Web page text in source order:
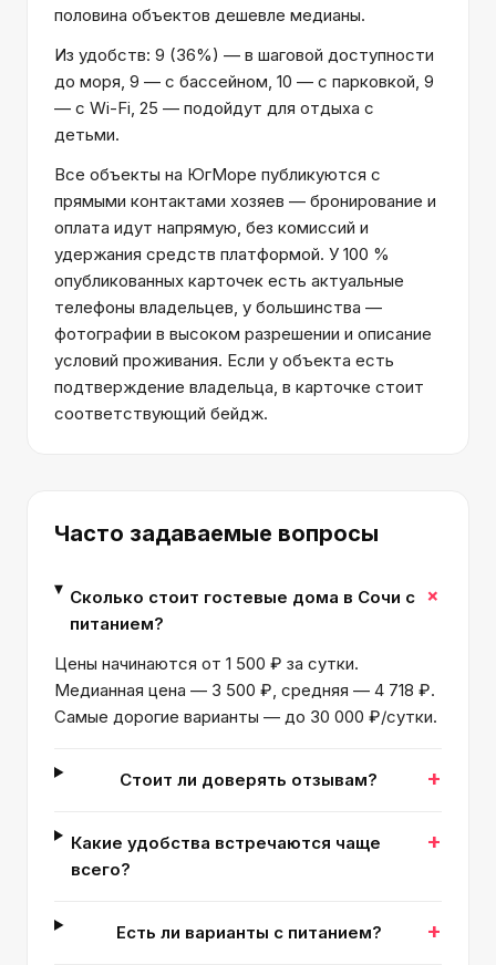
половина объектов дешевле медианы.
Из удобств: 9 (36%) — в шаговой доступности
до моря, 9 — с бассейном, 10 — с парковкой, 9
— с Wi-Fi, 25 — подойдут для отдыха с
детьми.
Все объекты на ЮгМоре публикуются с
прямыми контактами хозяев — бронирование и
оплата идут напрямую, без комиссий и
удержания средств платформой. У 100 %
опубликованных карточек есть актуальные
телефоны владельцев, у большинства —
фотографии в высоком разрешении и описание
условий проживания. Если у объекта есть
подтверждение владельца, в карточке стоит
соответствующий бейдж.
Часто задаваемые вопросы
Сколько стоит гостевые дома в Сочи с
питанием?
+
Цены начинаются от 1 500 ₽ за сутки.
Медианная цена — 3 500 ₽, средняя — 4 718 ₽.
Самые дорогие варианты — до 30 000 ₽/сутки.
Стоит ли доверять отзывам? +
Какие удобства встречаются чаще
всего?
+
Есть ли варианты с питанием? +